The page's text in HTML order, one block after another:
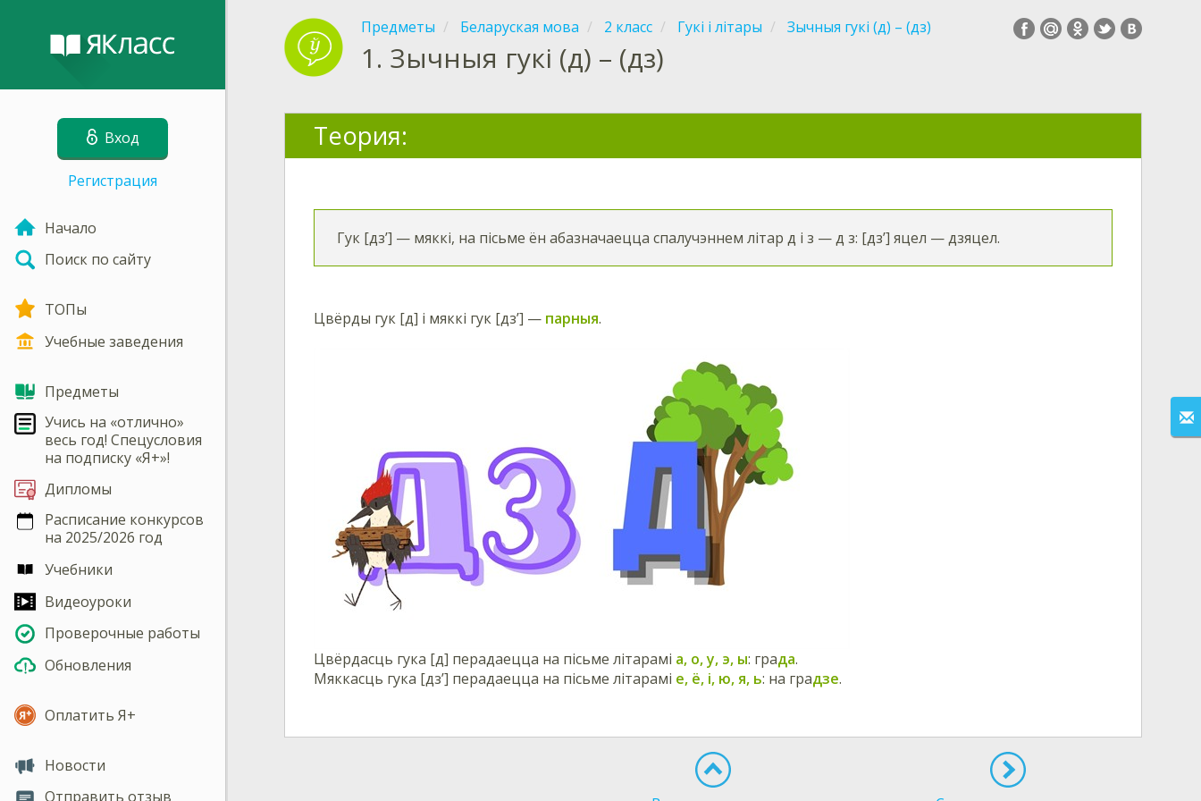
Вход
Регистрация
Начало
Поиск по сайту
ТОПы
Учебные заведения
Предметы
Учись на «отлично»
весь год! Спецусловия
на подписку «Я+»!
Дипломы
Расписание конкурсов
на 2025/2026 год
Учебники
Видеоуроки
Проверочные работы
Обновления
Оплатить Я+
Новости
Отправить отзыв
Предметы Беларуская мова 2 класс Гукі і літары Зычныя гукі (д) – (дз)
1. Зычныя гукі (д) – (дз)
Теория:
Гук [дз’] — мяккі, на пісьме ён абазначаецца спалучэннем літар д і з — д з: [дз’] яцел — дзяцел.
Цвёрды гук [д] і мяккі гук [дз’] — парныя.
Цвёрдасць гука [д] перадаецца на пісьме літарамі а, о, у, э, ы: града.
Мяккасць гука [дз’] перадаецца на пісьме літарамі е, ё, і, ю, я, ь: на градзе.